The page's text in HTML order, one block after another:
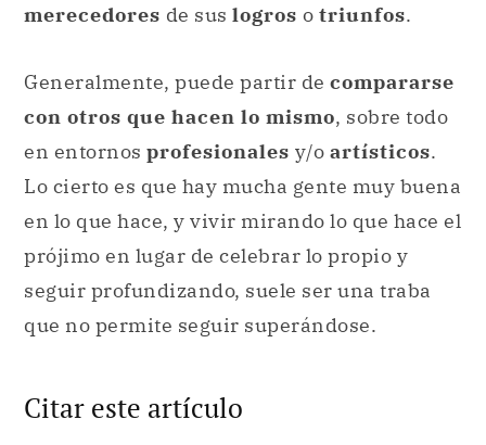
merecedores de sus logros o triunfos.
Generalmente, puede partir de compararse
con otros que hacen lo mismo, sobre todo
en entornos profesionales y/o artísticos.
Lo cierto es que hay mucha gente muy buena
en lo que hace, y vivir mirando lo que hace el
prójimo en lugar de celebrar lo propio y
seguir profundizando, suele ser una traba
que no permite seguir superándose.
Citar este artículo